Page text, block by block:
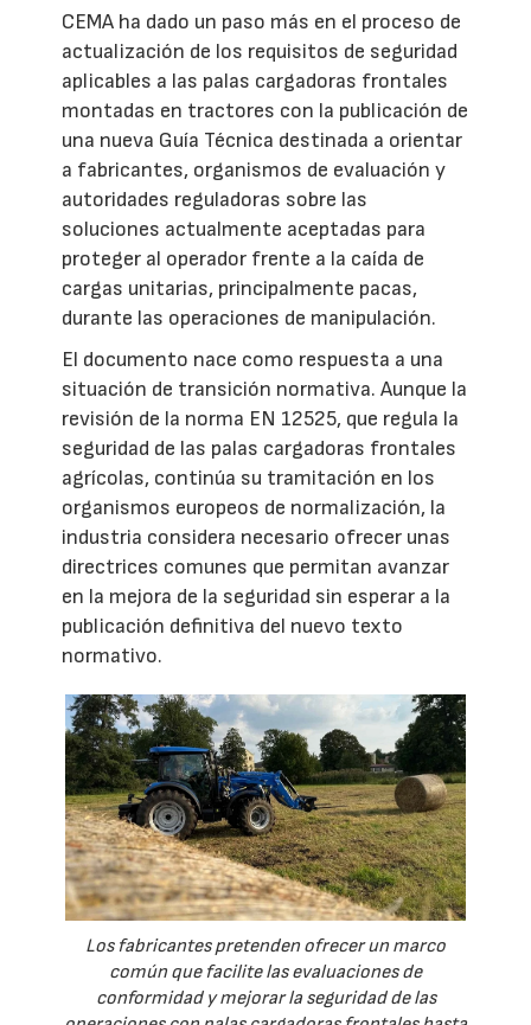
CEMA ha dado un paso más en el proceso de
actualización de los requisitos de seguridad
aplicables a las palas cargadoras frontales
montadas en tractores con la publicación de
una nueva Guía Técnica destinada a orientar
a fabricantes, organismos de evaluación y
autoridades reguladoras sobre las
soluciones actualmente aceptadas para
proteger al operador frente a la caída de
cargas unitarias, principalmente pacas,
durante las operaciones de manipulación.
El documento nace como respuesta a una
situación de transición normativa. Aunque la
revisión de la norma EN 12525, que regula la
seguridad de las palas cargadoras frontales
agrícolas, continúa su tramitación en los
organismos europeos de normalización, la
industria considera necesario ofrecer unas
directrices comunes que permitan avanzar
en la mejora de la seguridad sin esperar a la
publicación definitiva del nuevo texto
normativo.
Los fabricantes pretenden ofrecer un marco
común que facilite las evaluaciones de
conformidad y mejorar la seguridad de las